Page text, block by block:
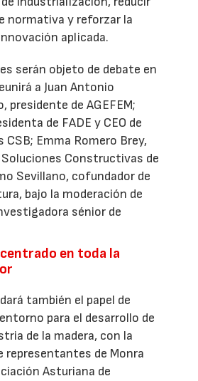
normativa y reforzar la
aplicada.
serán objeto de debate en
a Juan Antonio
presidente de AGEFEM;
de FADE y CEO de
Emma Romero Brey,
Constructivas de
Sevillano, cofundador de
bajo la moderación de
sénior de
en toda la
también el papel de
para el desarrollo de
de la madera, con la
representantes de Monra
Asturiana de